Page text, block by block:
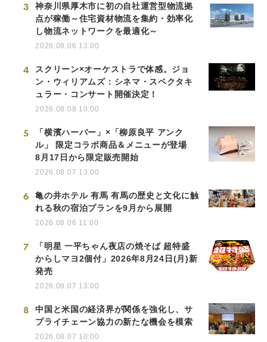
3
神奈川県厚木市に初の自社運営型物流拠
点が稼働～住宅資材物流を集約・効率化
し物流ネットワークを最適化～
2026.08.06 13:00
4
スクリーン×オーケストラで体感。ジョ
ン・ウィリアムズ：シネマ・スペクタキ
ュラー・コンサート開催決定！
2026.08.08 10:00
5
「横濱ハーバー」×「柳原良平 アンク
ル」 限定コラボ商品＆メニューが登場
8月17日から限定販売開始
2026.08.07 13:00
6
亀の井ホテル 有馬 有馬の歴史と文化に触
れる秋の宿泊プランを9月から展開
2026.08.06 11:00
7
「明星 一平ちゃん夜店の焼そば 超特盛
からしマヨ2個付」2026年8月24日(月)新
発売
2026.08.07 13:00
8
中国と米国の経済界が関係を強化し、サ
プライチェーン協力の新たな機会を模索
2026.08.07 10:00